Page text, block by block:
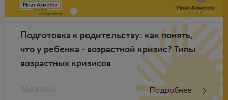
Под­го­тов­ка к ро­ди­тель­ству: как по­нять,
что у ре­бен­ка - воз­раст­ной кри­зис? Типы
воз­раст­ных кри­зи­сов
06.03.2025 Подробнее